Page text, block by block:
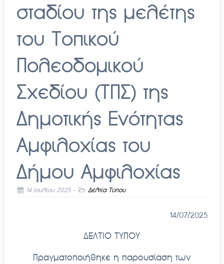
σταδίου της μελέτης
του Τοπικού
Πολεοδομικού
Σχεδίου (ΤΠΣ) της
Δημοτικής Ενότητας
Αμφιλοχίας του
Δήμου Αμφιλοχίας
14 Ιουλίου 2025- Δελτία Τύπου
14/07/2025
ΔΕΛΤΙΟ ΤΥΠΟΥ
Πραγματοποιήθηκε η παρουσίαση των